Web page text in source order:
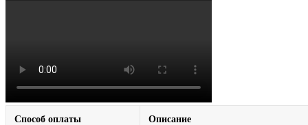
Способ оплаты Описание